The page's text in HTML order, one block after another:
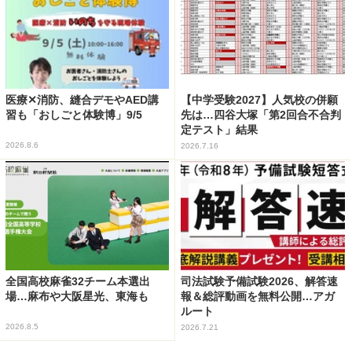
医療✕消防、縫合デモやAED講
習も「おしごと体験博」9/5
2026.8.6
【中学受験2027】人気校の併願
先は…四谷大塚「第2回合不合判
定テスト」結果
2026.7.16
全国高校麻雀32チーム本選出
場…麻布や大阪星光、東海も
2026.8.5
司法試験予備試験2026、解答速
報＆総評動画を無料公開…アガ
ルート
2026.7.21